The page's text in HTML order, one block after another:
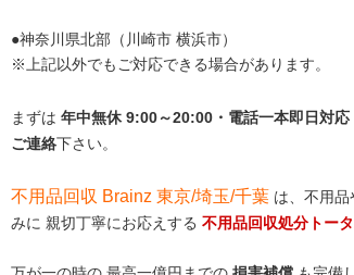
●神奈川県北部（川崎市 横浜市）
※上記以外でもご対応できる場合があります。
まずは 年中無休 9:00～20:00・電話一本即日対応
ご連絡下さい。
不用品回収 Brainz 東京/埼玉/千葉 は、不用
みに 親切丁寧にお応えする 不用品回収処分トー